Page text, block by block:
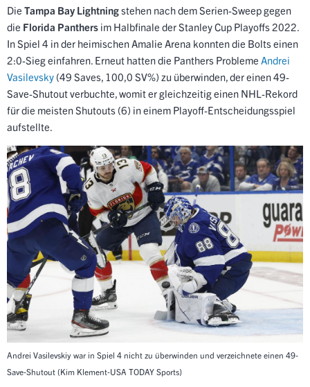
Die Tampa Bay Lightningstehen nach dem Serien-Sweep gegen
die Florida Panthers im Halbfinale der Stanley Cup Playoffs 2022.
In Spiel 4 in der heimischen Amalie Arena konnten die Bolts einen
2:0-Sieg einfahren. Erneut hatten die Panthers Probleme Andrei
Vasilevsky (49 Saves, 100,0 SV%) zu überwinden, der einen 49-
Save-Shutout verbuchte, womit er gleichzeitig einen NHL-Rekord
für die meisten Shutouts (6) in einem Playoff-Entscheidungsspiel
aufstellte.
Andrei Vasilevskiy war in Spiel 4 nicht zu überwinden und verzeichnete einen 49-
Save-Shutout (Kim Klement-USA TODAY Sports)